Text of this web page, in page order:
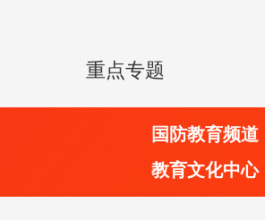
重点专题
国防教育频道
教育文化中心